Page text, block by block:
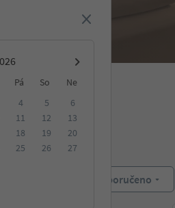
Pá So
Ne
4 5
6
11 12
13
18 19
20
25 26
27
Doporučeno